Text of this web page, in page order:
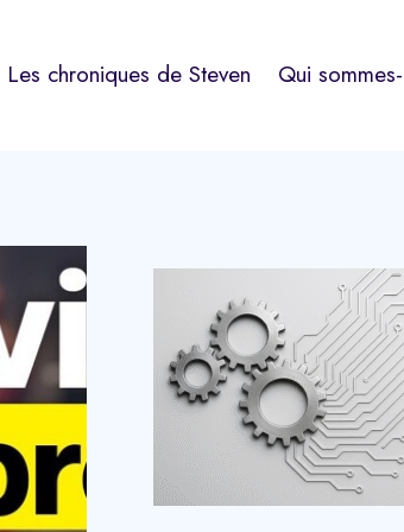
Les chroniques de Steven Qui